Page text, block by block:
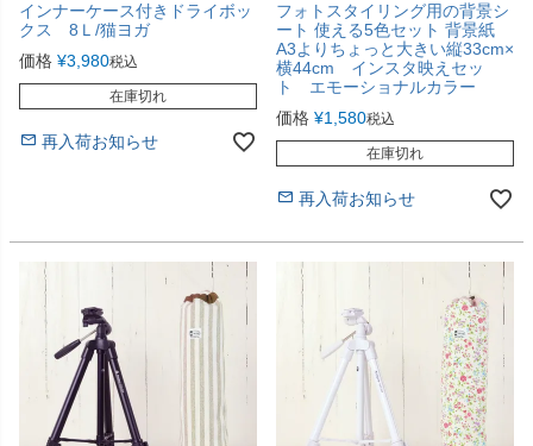
インナーケース付きドライボッ
クス 8Ｌ/猫ヨガ
価格 ¥3,980税込
在庫切れ
再入荷お知らせ
フォトスタイリング用の背景シ
ート 使える5色セット 背景紙
A3よりちょっと大きい縦33cm×
横44cm インスタ映えセッ
ト エモーショナルカラー
価格 ¥1,580税込
在庫切れ
再入荷お知らせ